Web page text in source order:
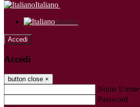
Italiano
Italiano
Accedi
Accedi
button close ×
Nome Utente
Password